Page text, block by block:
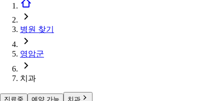
병원 찾기
영암군
치과
진료중 예약 가능 치과